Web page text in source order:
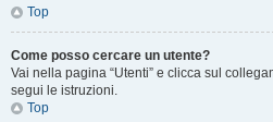
Top
Come posso cercare un utente?
Vai nella pagina “Utenti” e clicca sul
segui le istruzioni.
Top